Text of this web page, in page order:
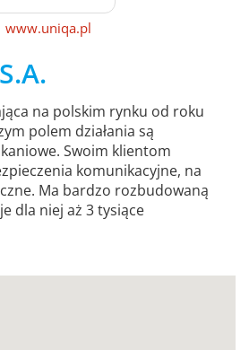
www.uniqa.pl
na polskim rynku od roku
polem działania są
Swoim klientom
komunikacyjne, na
Ma bardzo rozbudowaną
dla niej aż 3 tysiące